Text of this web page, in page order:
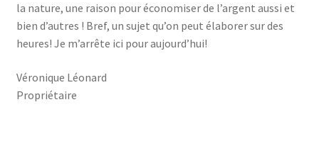
la nature, une raison pour économiser de l’argent aussi et
bien d’autres ! Bref, un sujet qu’on peut élaborer sur des
heures! Je m’arrête ici pour aujourd’hui!
Véronique Léonard
Propriétaire